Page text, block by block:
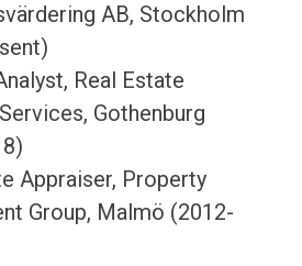
AB, Stockholm
Real Estate
Gothenburg
Appraiser, Property
Group, Malmö (2012-